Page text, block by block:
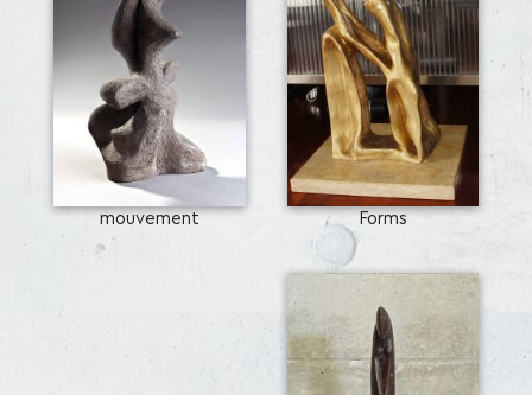
mouvement Forms